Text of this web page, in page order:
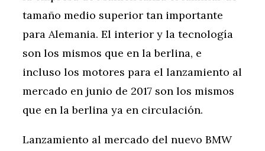
tamaño medio superior tan importante
para Alemania. El interior y la tecnología
son los mismos que en la berlina, e
incluso los motores para el lanzamiento al
mercado en junio de 2017 son los mismos
que en la berlina ya en circulación.
Lanzamiento al mercado del nuevo BMW